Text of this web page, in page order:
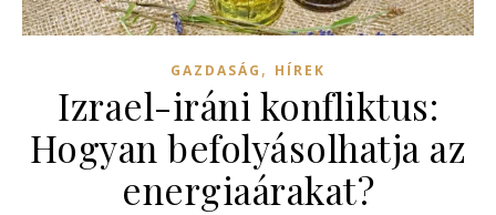
GAZDASÁG , HÍREK
Izrael-iráni konfliktus:
Hogyan befolyásolhatja az
energiaárakat?